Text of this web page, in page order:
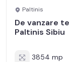
Paltinis
De vanzare
Paltinis Sibiu
3854 mp